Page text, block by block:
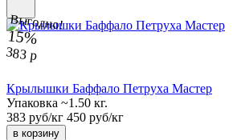
Выгодно!
15%
383 р
Крылышки Баффало Петруха Мастер
Упаковка ~1.50 кг.
383 руб/кг 450 руб/кг
в корзину